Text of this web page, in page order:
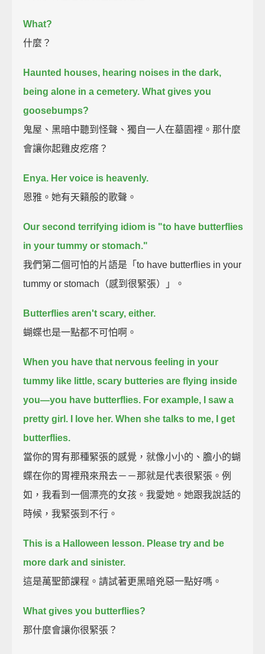
What?
什麼？
Haunted houses, hearing noises in the dark,
being alone in a cemetery. What gives you
goosebumps?
鬼屋、黑暗中聽到怪聲、獨自一人在墓園裡。那什麼
會讓你起雞皮疙瘩？
Enya. Her voice is heavenly.
恩雅。她有天籟般的歌聲。
Our second terrifying idiom is "to have butterflies
in your tummy or stomach."
我們第二個可怕的片語是「to have butterflies in your
tummy or stomach（感到很緊張）」。
Butterflies aren't scary, either.
蝴蝶也是一點都不可怕啊。
When you have that nervous feeling in your
tummy like little, scary butteries are flying inside
you—you have butterflies. For example, I saw a
pretty girl. I love her. When she talks to me, I get
butterflies.
當你的胃有那種緊張的感覺，就像小小的、膽小的蝴
蝶在你的胃裡飛來飛去－－那就是代表很緊張。例
如，我看到一個漂亮的女孩。我愛她。她跟我說話的
時候，我緊張到不行。
This is a Halloween lesson. Please try and be
more dark and sinister.
這是萬聖節課程。請試著更黑暗兇惡一點好嗎。
What gives you butterflies?
那什麼會讓你很緊張？